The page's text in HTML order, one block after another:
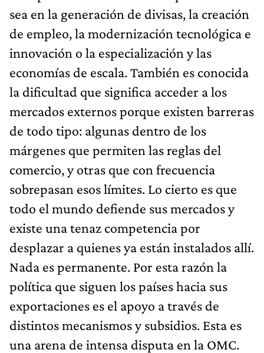
sea en la generación de divisas, la creación
de empleo, la modernización tecnológica e
innovación o la especialización y las
economías de escala. También es conocida
la dificultad que significa acceder a los
mercados externos porque existen barreras
de todo tipo: algunas dentro de los
márgenes que permiten las reglas del
comercio, y otras que con frecuencia
sobrepasan esos límites. Lo cierto es que
todo el mundo defiende sus mercados y
existe una tenaz competencia por
desplazar a quienes ya están instalados allí.
Nada es permanente. Por esta razón la
política que siguen los países hacia sus
exportaciones es el apoyo a través de
distintos mecanismos y subsidios. Esta es
una arena de intensa disputa en la OMC.